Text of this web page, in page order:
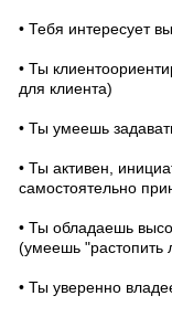
• Тебя интересует
• Ты
для клиента)
• Ты умеешь
• Ты активен,
самостоятельно
• Ты обладаешь
(умеешь
• Ты уверенно